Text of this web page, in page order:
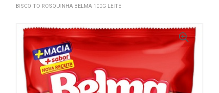
BISCOITO ROSQUINHA BELMA 100G LEITE